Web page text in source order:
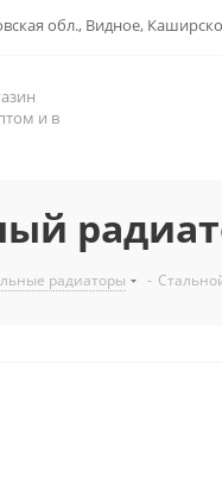
обл., Видное,
и в
радиаторы -